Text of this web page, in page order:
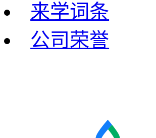
来学词条
公司荣誉